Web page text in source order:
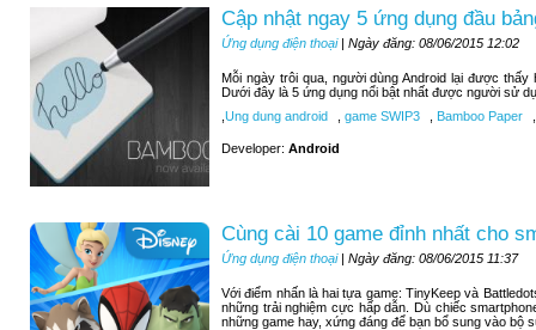
Cập nhật ngay 5 ứng dụng đầu
Ứng dụng điện thoại| Ngày đăng: 08/06/2015 12:02
Mỗi ngày trôi qua, người dùng Android lại được
Dưới đây là 5 ứng dụng nổi bật nhất được người sử
Ung dung android game SWIP3 Bamboo Paper
Developer: Android
Cùng cài 10 game đỉnh nhất cho
Ứng dụng điện thoại| Ngày đăng: 08/06/2015 11:37
Với điểm nhấn là hai tựa game: TinyKeep và
những trải nghiệm cực hấp dẫn. Dù chiếc
những game hay, xứng đáng để bạn bổ sung vào bộ